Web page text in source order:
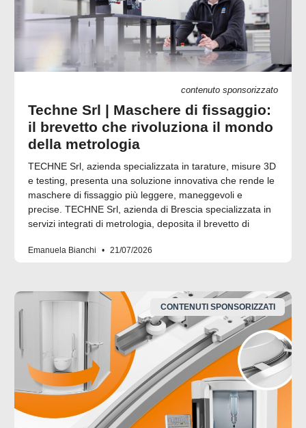
contenuto sponsorizzato
Techne Srl | Maschere di fissaggio:
il brevetto che rivoluziona il mondo
della metrologia
TECHNE Srl, azienda specializzata in tarature, misure 3D
e testing, presenta una soluzione innovativa che rende le
maschere di fissaggio più leggere, maneggevoli e
precise. TECHNE Srl, azienda di Brescia specializzata in
servizi integrati di metrologia, deposita il brevetto di
Emanuela Bianchi 21/07/2026
CONTENUTI SPONSORIZZATI